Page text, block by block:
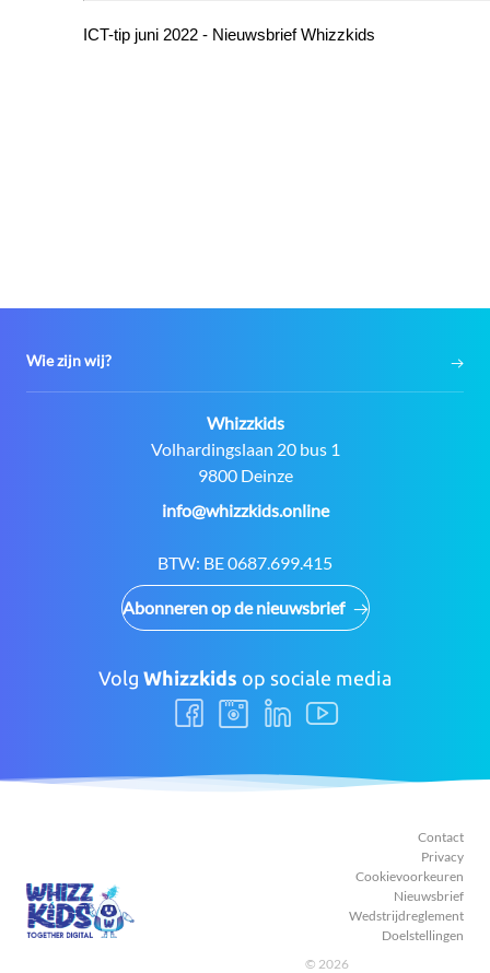
Wie zijn wij?
Contact:
Whizzkids
Adres:
Volhardingslaan 20 bus 1
9800 Deinze
E-
info@whizzkids.online
BTW: BE 0687.699.415
Abonneren op de nieuwsbrief
Volg Whizzkids op sociale media
Volg
ons
Volg
ons
Volg
ons
Volg
ons
Contact
Privacy
Cookievoorkeuren
Nieuwsbrief
Wedstrijdreglement
Doelstellingen
© 2026